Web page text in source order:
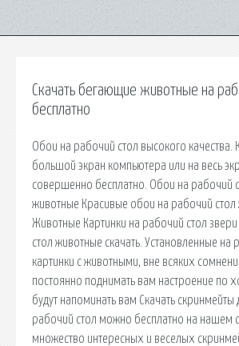
Скачать бегающие животные на
бесплатно
Обои на рабочий стол высокого качества.
большой экран компьютера или на весь
совершенно бесплатно. Обои на рабочий
животные Красивые обои на рабочий стол
Животные Картинки на рабочий стол
стол животные скачать. Установленные на
картинки с животными, вне всяких
постоянно поднимать вам настроение по
будут напоминать вам Скачать скринмейты
рабочий стол можно бесплатно на нашем
множество интересных и веселых